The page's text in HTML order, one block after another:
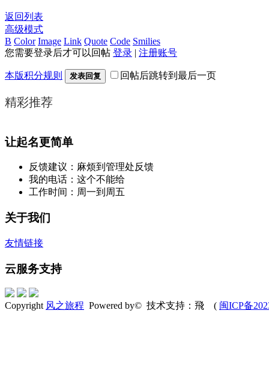
返回列表
高级模式
B Color Image Link Quote Code Smilies
您需要登录后才可以回帖 登录 | 注册账号
本版积分规则 发表回复 回帖后跳转到最后一页
精彩推荐
让起名更简单
反馈建议：麻烦到管理处反馈
我的电话：这个不能给
工作时间：周一到周五
关于我们
友情链接
云服务支持
Copyright 风之旅程 Powered by© 技术支持：飛 ( 闽ICP备